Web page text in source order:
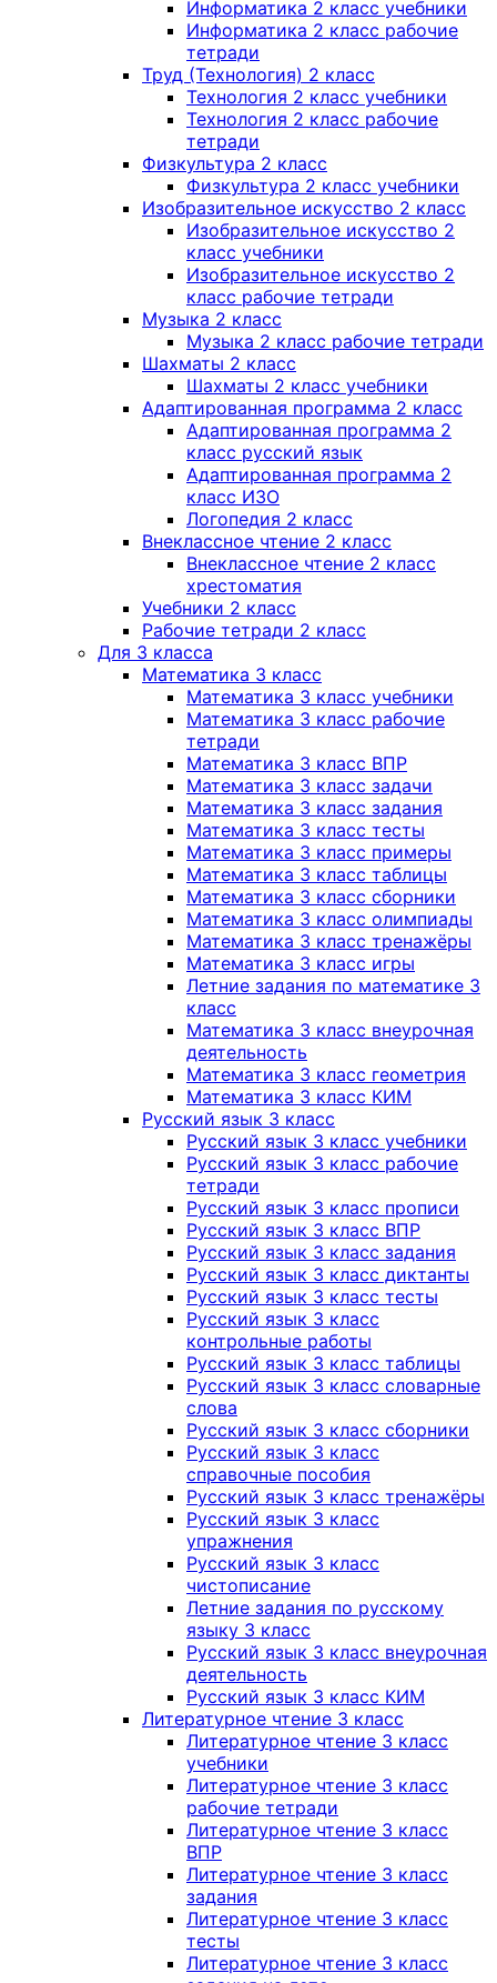
Информатика 2 класс учебники
Информатика 2 класс рабочие
тетради
Труд (Технология) 2 класс
Технология 2 класс учебники
Технология 2 класс рабочие
тетради
Физкультура 2 класс
Физкультура 2 класс учебники
Изобразительное искусство 2 класс
Изобразительное искусство 2
класс учебники
Изобразительное искусство 2
класс рабочие тетради
Музыка 2 класс
Музыка 2 класс рабочие тетради
Шахматы 2 класс
Шахматы 2 класс учебники
Адаптированная программа 2 класс
Адаптированная программа 2
класс русский язык
Адаптированная программа 2
класс ИЗО
Логопедия 2 класс
Внеклассное чтение 2 класс
Внеклассное чтение 2 класс
хрестоматия
Учебники 2 класс
Рабочие тетради 2 класс
Для 3 класса
Математика 3 класс
Математика 3 класс учебники
Математика 3 класс рабочие
тетради
Математика 3 класс ВПР
Математика 3 класс задачи
Математика 3 класс задания
Математика 3 класс тесты
Математика 3 класс примеры
Математика 3 класс таблицы
Математика 3 класс сборники
Математика 3 класс олимпиады
Математика 3 класс тренажёры
Математика 3 класс игры
Летние задания по математике 3
класс
Математика 3 класс внеурочная
деятельность
Математика 3 класс геометрия
Математика 3 класс КИМ
Русский язык 3 класс
Русский язык 3 класс учебники
Русский язык 3 класс рабочие
тетради
Русский язык 3 класс прописи
Русский язык 3 класс ВПР
Русский язык 3 класс задания
Русский язык 3 класс диктанты
Русский язык 3 класс тесты
Русский язык 3 класс
контрольные работы
Русский язык 3 класс таблицы
Русский язык 3 класс словарные
слова
Русский язык 3 класс сборники
Русский язык 3 класс
справочные пособия
Русский язык 3 класс тренажёры
Русский язык 3 класс
упражнения
Русский язык 3 класс
чистописание
Летние задания по русскому
языку 3 класс
Русский язык 3 класс внеурочная
деятельность
Русский язык 3 класс КИМ
Литературное чтение 3 класс
Литературное чтение 3 класс
учебники
Литературное чтение 3 класс
рабочие тетради
Литературное чтение 3 класс
ВПР
Литературное чтение 3 класс
задания
Литературное чтение 3 класс
тесты
Литературное чтение 3 класс